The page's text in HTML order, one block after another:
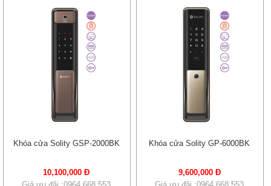
Khóa cửa Solity GSP-2000BK
10,100,000 Đ
Khóa cửa Solity GP-6000BK
9,600,000 Đ